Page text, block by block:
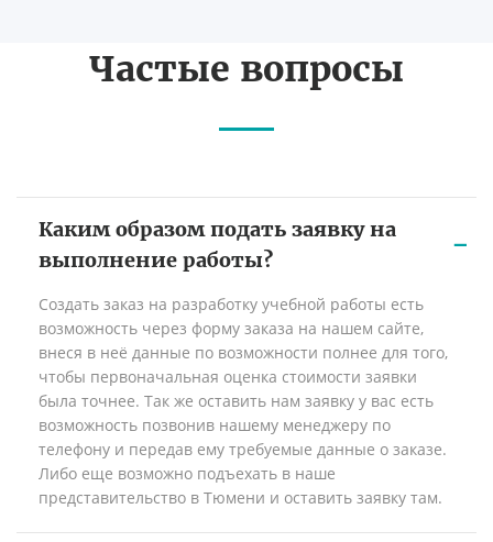
Частые вопросы
Каким образом подать заявку на
выполнение работы?
Создать заказ на разработку учебной работы есть
возможность через форму заказа на нашем сайте,
внеся в неё данные по возможности полнее для того,
чтобы первоначальная оценка стоимости заявки
была точнее. Так же оставить нам заявку у вас есть
возможность позвонив нашему менеджеру по
телефону и передав ему требуемые данные о заказе.
Либо еще возможно подъехать в наше
представительство в Тюмени и оставить заявку там.